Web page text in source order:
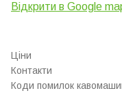
Відкрити в Google
Ціни
Контакти
Коди помилок